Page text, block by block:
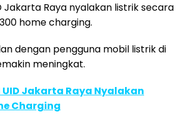
Jakarta Raya nyalakan listrik secara
home charging.
dengan pengguna mobil listrik di
meningkat.
UID Jakarta Raya Nyalakan
Charging